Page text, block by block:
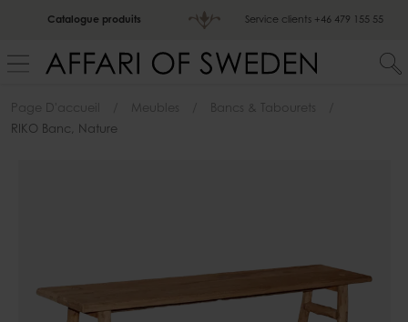
Catalogue produits Service clients +46 479 155 55
Page D'accueil Meubles
Bancs & Tabourets
RIKO Banc, Nature